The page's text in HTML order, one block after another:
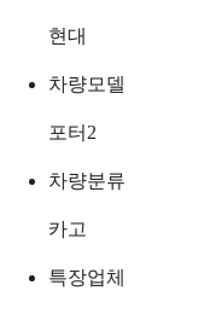
현대
차량모델
포터2
차량분류
카고
특장업체